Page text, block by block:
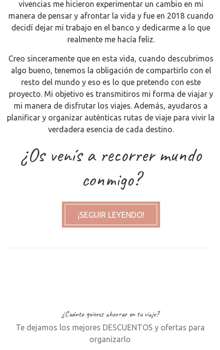
vivencias me hicieron experimentar un cambio en mi
manera de pensar y afrontar la vida y fue en 2018 cuando
decidí dejar mi trabajo en el banco y dedicarme a lo que
realmente me hacía feliz.
Creo sinceramente que en esta vida, cuando descubrimos
algo bueno, tenemos la obligación de compartirlo con el
resto del mundo y eso es lo que pretendo con este
proyecto. Mi objetivo es transmitiros mi forma de viajar y
mi manera de disfrutar los viajes. Además, ayudaros a
planificar y organizar auténticas rutas de viaje para vivir la
verdadera esencia de cada destino.
¿Os venís a recorrer mundo
conmigo?
¡SEGUIR LEYENDO!
¿Cuánto quieres ahorrar en tu viaje?
Te dejamos los mejores DESCUENTOS y ofertas para
organizarlo